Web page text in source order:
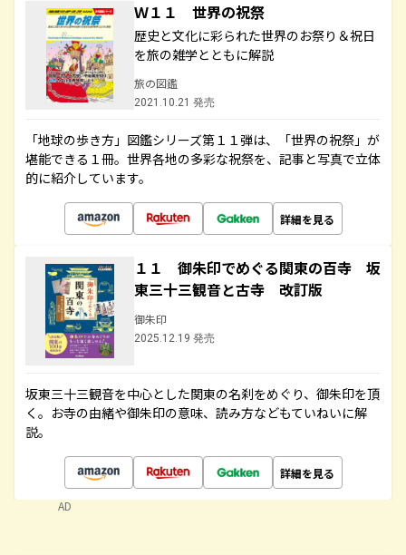
Ｗ１１ 世界の祝祭
歴史と文化に彩られた世界のお祭り＆祝日
を旅の雑学とともに解説
旅の図鑑
2021.10.21 発売
「地球の歩き方」図鑑シリーズ第１１弾は、「世界の祝祭」が
堪能できる１冊。世界各地の多彩な祝祭を、記事と写真で立体
的に紹介しています。
詳細を見る
１１ 御朱印でめぐる関東の百寺 坂
東三十三観音と古寺 改訂版
御朱印
2025.12.19 発売
坂東三十三観音を中心とした関東の名刹をめぐり、御朱印を頂
く。お寺の由緒や御朱印の意味、読み方などもていねいに解
説。
詳細を見る
AD